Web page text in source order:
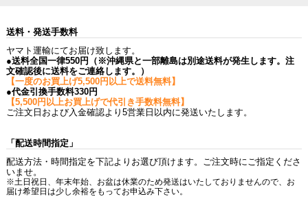
送料・発送手数料
ヤマト運輸にてお届け致します。
●送料全国一律550円（※沖縄県と一部離島は別途送料が発生します。注
文確認後に送料をご連絡します。）
【一度のお買上げ5,500円以上で送料無料】
●代金引換手数料330円
【5,500円以上お買上げで代引き手数料無料】
ご注文日および入金確認より5営業日以内に発送いたします。
「配送時間指定」
配送方法・時間指定を下記よりお選び頂けます。ご注文時にご指定くださ
いませ。
※土日祝日、年末年始、お盆は休業のため発送はいたしておりませんので、お
届け希望日は少し余裕をもってお申込み下さい。